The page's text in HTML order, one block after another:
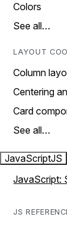
Colors
See all…
LAYOUT
Column
Centering
Card
See all…
JavaScriptJS
JavaScript:
JS